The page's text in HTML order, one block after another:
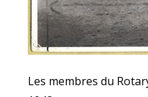
Les membres du